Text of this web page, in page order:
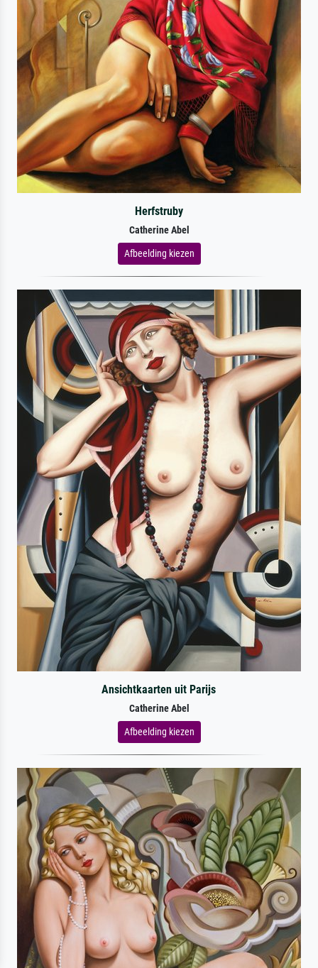
Herfstruby
Catherine Abel
Afbeelding kiezen
Ansichtkaarten uit Parijs
Catherine Abel
Afbeelding kiezen